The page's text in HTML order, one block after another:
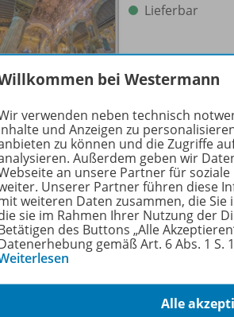
Lieferbar
EinFach
Erhältlich in
Lizenzformen
Ergänzende
bei Westermann
verwenden neben technisch
und Anzeigen zu
zu können und die Zugriffe
Außerdem geben wir
an unsere Partner für
Unserer Partner führen diese
weiteren Daten zusammen, die
sie im Rahmen Ihrer Nutzung der
des Buttons „Alle
gemäß Art. 6 Abs. 1 S.
Alle